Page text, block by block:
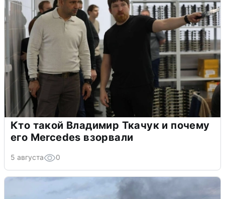
Кто такой Владимир Ткачук и почему
его Mercedes взорвали
5 августа 0